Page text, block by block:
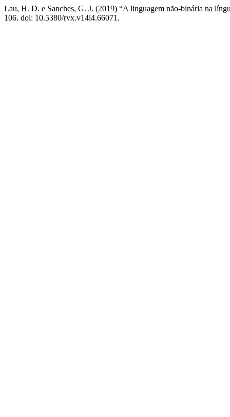
Lau, H. D. e Sanches, G. J. (2019) “A linguagem não-binária na
106. doi: 10.5380/rvx.v14i4.66071.